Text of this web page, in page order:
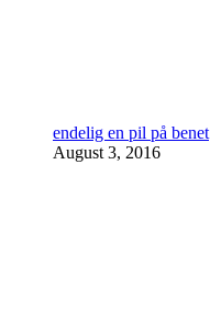
endelig en pil på benet
August 3, 2016